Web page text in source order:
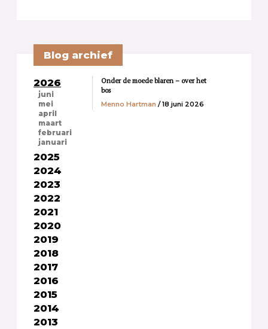
Blog archief
2026
juni
mei
april
maart
februari
januari
2025
2024
2023
2022
2021
2020
2019
2018
2017
2016
2015
2014
2013
Onder de moede blaren – over het
bos
Menno Hartman / 18 juni 2026